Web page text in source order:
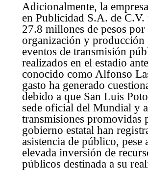
Adicionalmente, la
en Publicidad S.A. de C.V.
27.8 millones de pesos por
organización y producción
eventos de transmisión
realizados en el estadio
conocido como Alfonso
gasto ha generado
debido a que San Luis
sede oficial del Mundial y
transmisiones promovidas
gobierno estatal han
asistencia de público, pese
elevada inversión de
públicos destinada a su